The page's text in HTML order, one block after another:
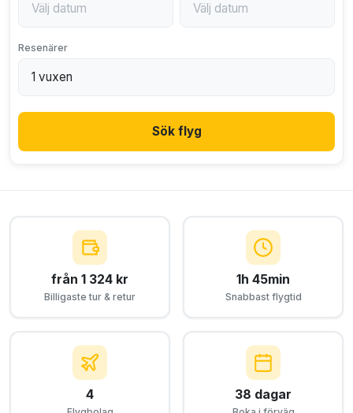
Resenärer
Sök flyg
från 1 324 kr
Billigaste tur & retur
1h 45min
Snabbast flygtid
4 38 dagar